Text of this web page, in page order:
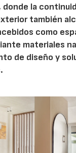
la
también
como
materiales
de diseño y